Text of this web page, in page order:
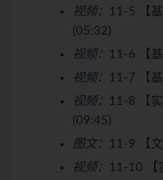
视频：
11-5 【
(05:32)
视频：
11-6 【
视频：
11-7 【
视频：
11-8 【
(09:45)
图文：
11-9 【
视频：
11-10 【